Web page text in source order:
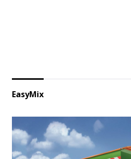
EasyMix